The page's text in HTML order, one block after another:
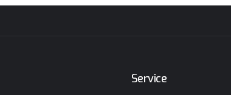
Service